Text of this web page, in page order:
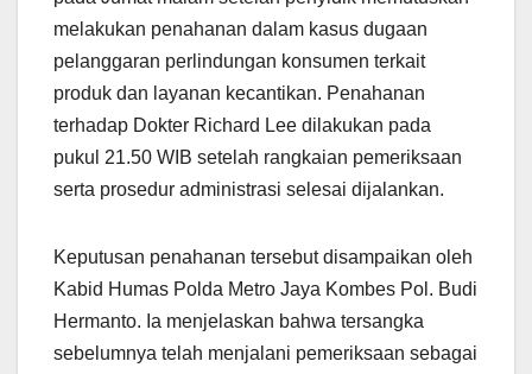
melakukan penahanan dalam kasus dugaan
pelanggaran perlindungan konsumen terkait
produk dan layanan kecantikan. Penahanan
terhadap Dokter Richard Lee dilakukan pada
pukul 21.50 WIB setelah rangkaian pemeriksaan
serta prosedur administrasi selesai dijalankan.
Keputusan penahanan tersebut disampaikan oleh
Kabid Humas Polda Metro Jaya Kombes Pol. Budi
Hermanto. Ia menjelaskan bahwa tersangka
sebelumnya telah menjalani pemeriksaan sebagai